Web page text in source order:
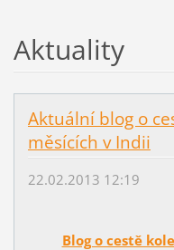
Aktuality
Aktuální blog o
měsících v Indii
22.02.2013 12:19
Blog o cestě